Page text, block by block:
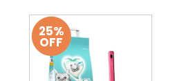
25%
OFF